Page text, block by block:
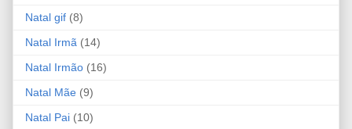
Natal gif (8)
Natal Irmã (14)
Natal Irmão (16)
Natal Mãe (9)
Natal Pai (10)